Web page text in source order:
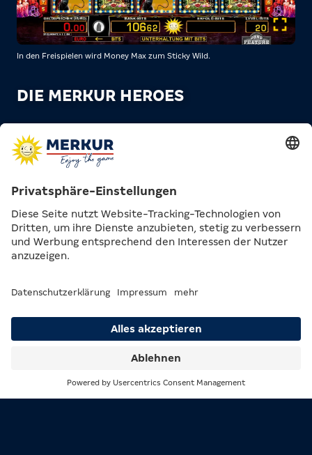
In den Freispielen wird Money Max zum Sticky Wild.
DIE MERKUR HEROES